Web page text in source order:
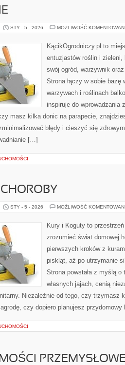
STY - 5 - 2026 MOŻLIWOŚĆ
KącikOgrodniczy.pl to
entuzjastów roślin i
swój ogród, warzywnik
Strona łączy w sobie bazę
warzywach i roślinach
inspiruje do wprowadzania
masz kilka donic na parapecie,
błędy i cieszyć się
[…]
STY - 5 - 2026 MOŻLIWOŚĆ
Kury i Koguty to
zrozumieć świat domowej
pierwszych kroków z
piskląt, aż po utrzymanie
Strona powstała z myślą
własnych jajach, cenią
Niezależnie od tego, czy trzymasz
czy dopiero planujesz